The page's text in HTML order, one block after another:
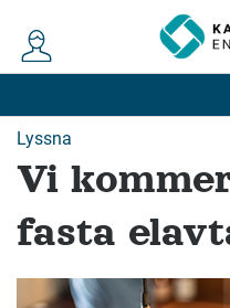
Lyssna
Vi
fasta